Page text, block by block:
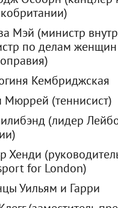
Мэй (министр
по делам
Кембриджская
Мюррей (теннисист)
(лидер
Хенди
for London)
Уильям и Гарри